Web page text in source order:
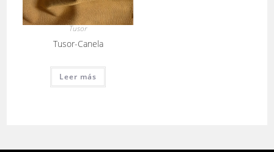
Tusor
Tusor-Canela
Leer más